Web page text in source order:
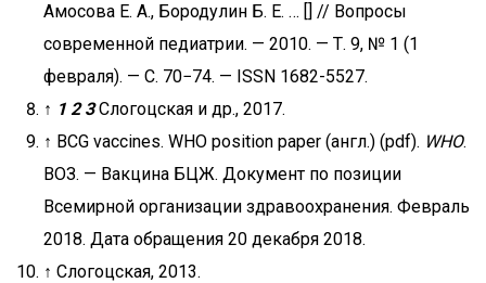
Амосова Е. А., Бородулин Б. Е. … [] // Вопросы
современной педиатрии. — 2010. — Т. 9, № 1 (1
февраля). — С. 70−74. — ISSN 1682-5527.
↑ 1 2 3Слогоцская и др., 2017.
↑ BCG vaccines. WHO position paper (англ.) (pdf). WHO.
ВОЗ. — Вакцина БЦЖ. Документ по позиции
Всемирной организации здравоохранения. Февраль
2018. Дата обращения 20 декабря 2018.
↑ Слогоцская, 2013.